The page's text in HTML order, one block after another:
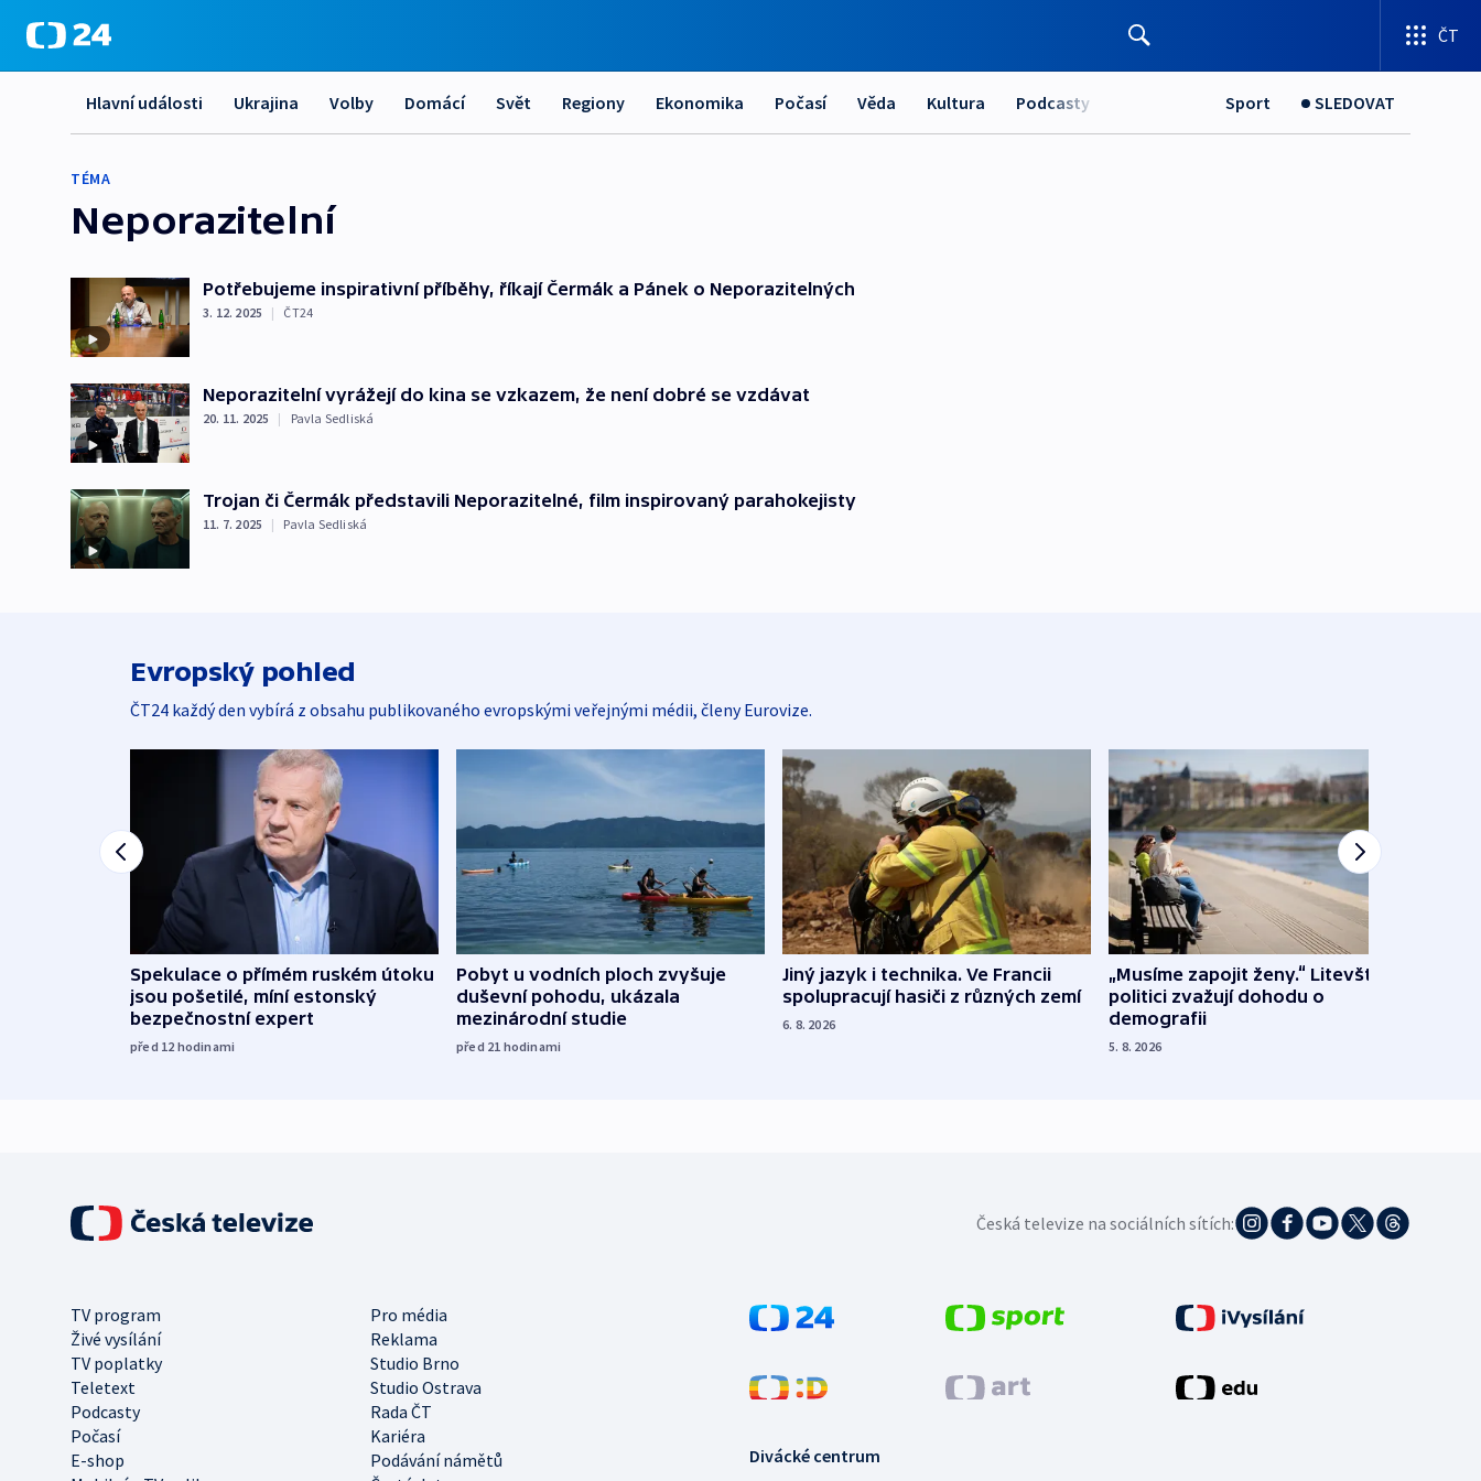
ČT
Hlavní události Ukrajina Volby Domácí Svět Regiony Ekonomika Počasí Věda Kultura Podcasty Sport SLEDOVAT
TÉMA
Neporazitelní
Potřebujeme inspirativní příběhy, říkají Čermák a Pánek o Neporazitelných
3. 12. 2025 | ČT24
Neporazitelní vyrážejí do kina se vzkazem, že není dobré se vzdávat
20. 11. 2025 | Pavla Sedliská
Trojan či Čermák představili Neporazitelné, film inspirovaný parahokejisty
11. 7. 2025 | Pavla Sedliská
Evropský pohled
ČT24 každý den vybírá z obsahu publikovaného evropskými veřejnými médii, členy Eurovize.
Spekulace o přímém ruském útoku
jsou pošetilé, míní estonský
bezpečnostní expert
před 12 hodinami
Pobyt u vodních ploch zvyšuje
duševní pohodu, ukázala
mezinárodní studie
před 21 hodinami
Jiný jazyk i technika. Ve Francii
spolupracují hasiči z různých zemí
6. 8. 2026
„Musíme zapojit ženy.“ Litevští
politici zvažují dohodu o
demografii
5. 8. 2026
Česká televize na sociálních sítích:
TV program
Pro média
Živé vysílání
Reklama
TV poplatky
Studio Brno
Teletext
Studio Ostrava
Podcasty
Rada ČT
Počasí
Kariéra
E-shop
Podávání námětů
Divácké centrum